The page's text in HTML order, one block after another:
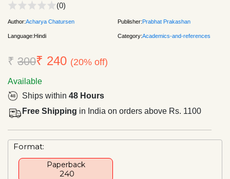
(0)
Author:Acharya Chatursen Publisher:Prabhat Prakashan
Language:Hindi Category:Academics-and-references
₹ 300₹ 240 (20% off)
Available
Ships within 48 Hours
Free Shipping in India on orders above Rs. 1100
Format:
Paperback
₹ 240